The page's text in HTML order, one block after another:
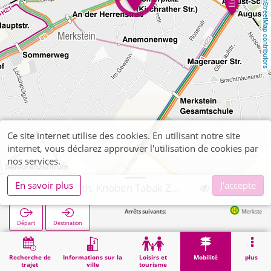
OpenStreetMap contributors
Recherche de
trajet
Informations sur la
ville
Loisirs et
tourisme
Mobilité plus
Départ Destination
Arrêts suivants: Merkstein Römerplatz
Démarrage Vente de billets Herzogenrath, Knoben Tabak Zeitschr. (Kirchr.)
Ce site internet utilise des cookies. En utilisant notre site
internet, vous déclarez approuver l'utilisation de cookies par
nos services.
En savoir plus
J'accepte